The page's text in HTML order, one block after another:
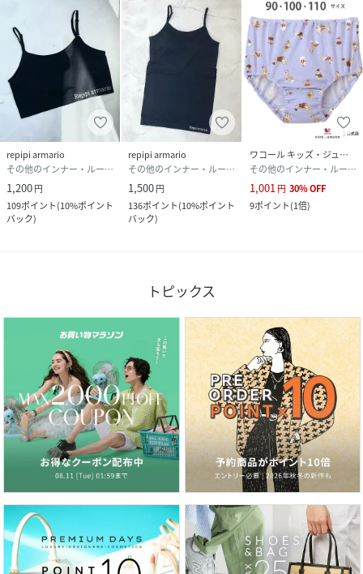
repipi armario
その他のインナー・ルームウェア
1,200円
109ポイント(10%ポイント
バック)
repipi armario
その他のインナー・ルームウェア
1,500円
136ポイント(10%ポイント
バック)
ワコール キッズ・ジュニア
その他のインナー・ルームウェア
1,001 円 30%OFF
9ポイント(1倍)
トピックス